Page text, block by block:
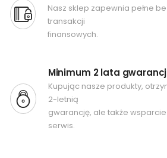
Nasz sklep zapewnia pełne
transakcji
finansowych.
Minimum 2 lata
Kupując nasze produkty,
2-letnią
gwarancję, ale także
serwis.